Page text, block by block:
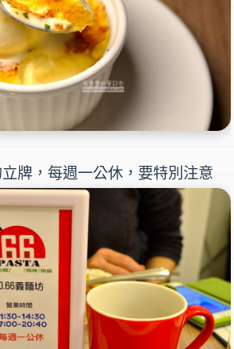
牌，每週一公休，要特別注意